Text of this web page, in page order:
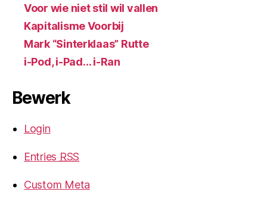
Voor wie niet stil wil vallen
Kapitalisme Voorbij
Mark “Sinterklaas” Rutte
i-Pod, i-Pad… i-Ran
Bewerk
Login
Entries RSS
Custom Meta